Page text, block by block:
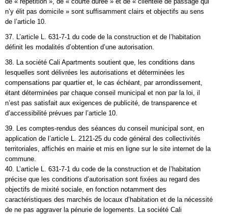
n’y élit pas domicile » sont suffisamment clairs et objectifs au sens
de l’article 10.
37. L’article L. 631-7-1 du code de la construction et de l’habitation
définit les modalités d’obtention d’une autorisation.
38. La société Cali Apartments soutient que, les conditions dans
lesquelles sont délivrées les autorisations et déterminées les
compensations par quartier et, le cas échéant, par arrondissement,
étant déterminées par chaque conseil municipal et non par la loi, il
n’est pas satisfait aux exigences de publicité, de transparence et
d’accessibilité prévues par l’article 10.
39. Les comptes-rendus des séances du conseil municipal sont, en
application de l’article L. 2121-25 du code général des collectivités
territoriales, affichés en mairie et mis en ligne sur le site internet de la
commune.
40. L’article L. 631-7-1 du code de la construction et de l’habitation
précise que les conditions d’autorisation sont fixées au regard des
objectifs de mixité sociale, en fonction notamment des
caractéristiques des marchés de locaux d’habitation et de la nécessité
de ne pas aggraver la pénurie de logements. La société Cali